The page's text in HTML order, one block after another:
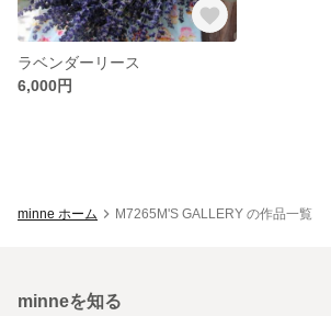
ラベンダーリース
6,000円
minne ホーム M7265M'S GALLERY の作品一覧
minneを知る